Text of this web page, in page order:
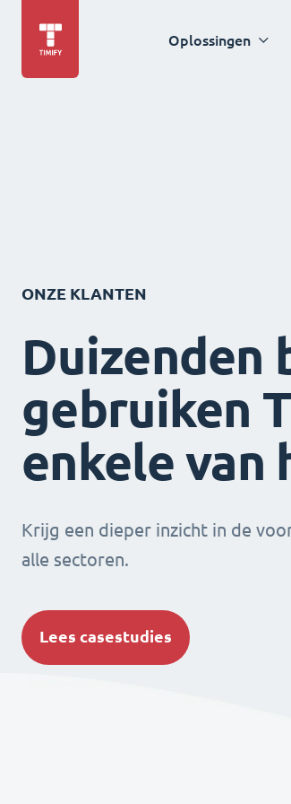
Oplossingen
ONZE KLANTEN
Duizenden
gebruiken
enkele van
Krijg een dieper inzicht in de
alle sectoren.
Lees casestudies